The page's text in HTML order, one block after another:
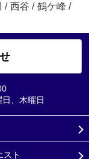
/ 西谷 / 鶴ケ峰 /
、木曜日
スト